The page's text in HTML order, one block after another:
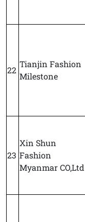
22
Tianjin Fashion
Milestone
23
Xin Shun
Fashion
Myanmar CO,Ltd